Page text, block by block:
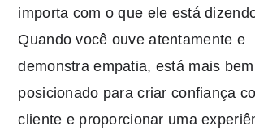
importa com o que ele está
Quando você ouve atentamente e
demonstra empatia, está mais bem
posicionado para criar confiança
cliente e proporcionar uma